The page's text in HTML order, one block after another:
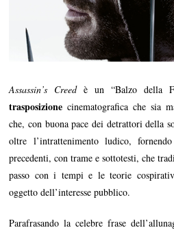
Assassin’s Creedè un “Balzo della
trasposizione cinematografica che sia
che, con buona pace dei detrattori della
oltre l’intrattenimento ludico,
precedenti, con trame e sottotesti, che
passo con i tempi e le teorie
oggetto dell’interesse pubblico.
Parafrasando la celebre frase